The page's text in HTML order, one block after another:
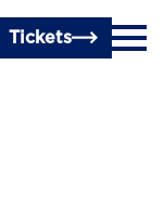
Tickets